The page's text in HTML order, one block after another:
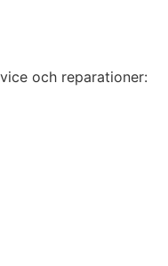
och reparationer: